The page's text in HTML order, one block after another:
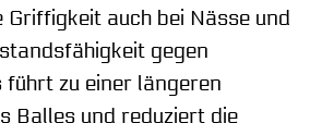
Griffigkeit auch bei Nässe und
gegen
führt zu einer längeren
Balles und reduziert die